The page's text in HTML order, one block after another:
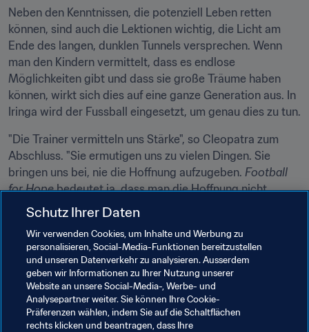
Neben den Kenntnissen, die potenziell Leben retten
können, sind auch die Lektionen wichtig, die Licht am
Ende des langen, dunklen Tunnels versprechen. Wenn
man den Kindern vermittelt, dass es endlose
Möglichkeiten gibt und dass sie große Träume haben
können, wirkt sich dies auf eine ganze Generation aus. In
Iringa wird der Fussball eingesetzt, um genau dies zu tun.
"Die Trainer vermitteln uns Stärke", so Cleopatra zum
Abschluss. "Sie ermutigen uns zu vielen Dingen. Sie
bringen uns bei, nie die Hoffnung aufzugeben. Football
for Hope bedeutet ja, dass man die Hoffnung nicht
aufgibt. Selbst wenn man etwas tun möchte, das
*Dieser Artikel gehört zu einer Reihe, in der FIFA.com
fortlaufend über Nichtregierungsorganisationen
berichtet, die im Rahmen von Football for Hope
sind, der globalen FIFA-Initiative zur Verbesserung der
Lebensumstände junger Menschen durch Fussball.*
Schutz Ihrer Daten
Wir verwenden Cookies, um Inhalte und Werbung zu
personalisieren, Social-Media-Funktionen bereitzustellen
und unseren Datenverkehr zu analysieren. Ausserdem
geben wir Informationen zu Ihrer Nutzung unserer
Website an unsere Social-Media-, Werbe- und
Analysepartner weiter. Sie können Ihre Cookie-
Präferenzen wählen, indem Sie auf die Schaltflächen
rechts klicken und beantragen, dass Ihre